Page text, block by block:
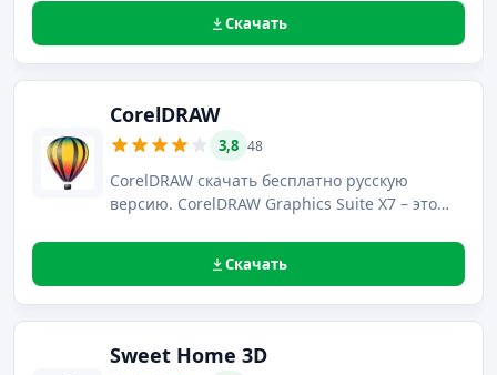
Скачать
CorelDRAW
3,8 48
CorelDRAW скачать бесплатно русскую
версию. CorelDRAW Graphics Suite X7 – это
расширенными возможностями.
Скачать
Sweet Home 3D